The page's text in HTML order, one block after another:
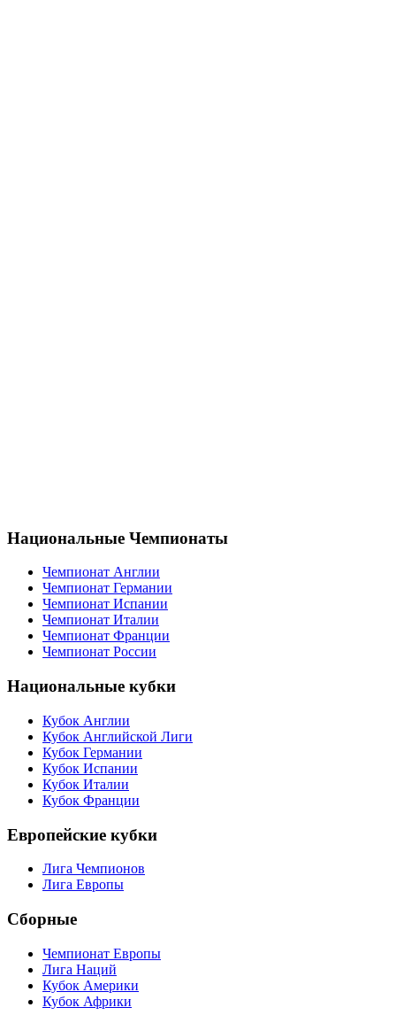
Национальные Чемпионаты
Чемпионат Англии
Чемпионат Германии
Чемпионат Испании
Чемпионат Италии
Чемпионат Франции
Чемпионат России
Национальные кубки
Кубок Англии
Кубок Английской Лиги
Кубок Германии
Кубок Испании
Кубок Италии
Кубок Франции
Европейские кубки
Лига Чемпионов
Лига Европы
Сборные
Чемпионат Европы
Лига Наций
Кубок Америки
Кубок Африки